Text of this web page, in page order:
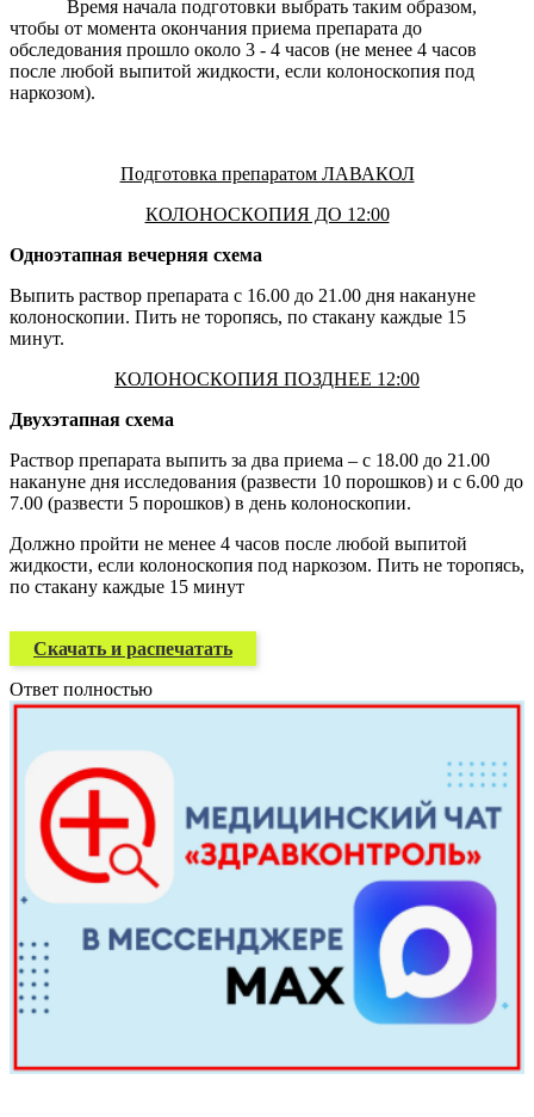
Время начала подготовки выбрать таким образом,
чтобы от момента окончания приема препарата до
обследования прошло около 3 - 4 часов (не менее 4 часов
после любой выпитой жидкости, если колоноскопия под
наркозом).
Подготовка препаратом ЛАВАКОЛ
КОЛОНОСКОПИЯ ДО 12:00
Одноэтапная вечерняя схема
Выпить раствор препарата с 16.00 до 21.00 дня накануне
колоноскопии. Пить не торопясь, по стакану каждые 15
минут.
КОЛОНОСКОПИЯ ПОЗДНЕЕ 12:00
Двухэтапная схема
Раствор препарата выпить за два приема – с 18.00 до 21.00
накануне дня исследования (развести 10 порошков) и с 6.00 до
7.00 (развести 5 порошков) в день колоноскопии.
Должно пройти не менее 4 часов после любой выпитой
жидкости, если колоноскопия под наркозом. Пить не торопясь,
по стакану каждые 15 минут
Скачать и распечатать
Ответ полностью